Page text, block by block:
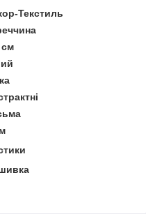
Текстиль
см